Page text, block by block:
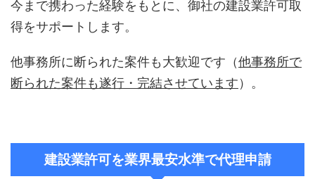
今まで携わった経験をもとに、御社の建設業許可取
得をサポートします。
他事務所に断られた案件も大歓迎です（他事務所で
断られた案件も遂行・完結させています）。
建設業許可を業界最安水準で代理申請